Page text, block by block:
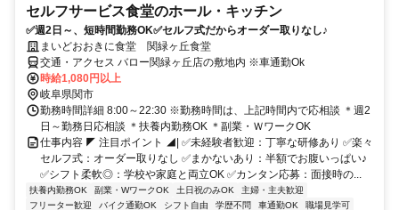
セルフサービス食堂のホール・キッチン
✅週2日～、短時間勤務OK✅セルフ式だからオーダー取りなし♪
まいどおおきに食堂 関緑ヶ丘食堂
交通・アクセス バロー関緑ヶ丘店の敷地内 ※車通勤Ok
時給1,080円以上
岐阜県関市
勤務時間詳細 8:00～22:30 ※勤務時間は、上記時間内で応相談 ＊週2
日～勤務日応相談 ＊扶養内勤務OK ＊副業・ＷワークOK
仕事内容 ◤ 注目ポイント ◢| ✅未経験者歓迎：丁寧な研修あり ✅楽々
セルフ式：オーダー取りなし ✅まかないあり：半額でお腹いっぱい♪
✅シフト柔軟◎：学校や家庭と両立OK ✅カンタン応募：面接時の...
扶養内勤務OK 副業・WワークOK 土日祝のみOK
主婦・主夫歓迎
フリーター歓迎
バイク通勤OK シフト自由 学歴不問 車通勤OK
職場見学可